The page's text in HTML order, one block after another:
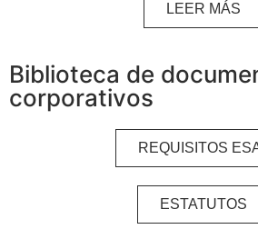
LEER MÁS
Biblioteca de
corporativos
REQUISITOS
ESTATUTOS